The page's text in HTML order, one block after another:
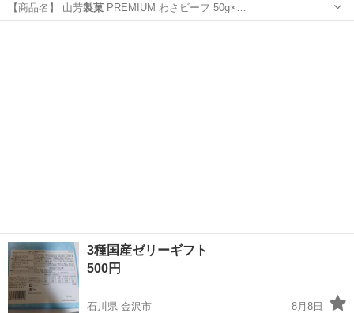
【商品名】 山芳製菓PREMIUM わさビーフ 50g×…
3種国産ゼリーギフト
500円
石川県 金沢市
8月8日